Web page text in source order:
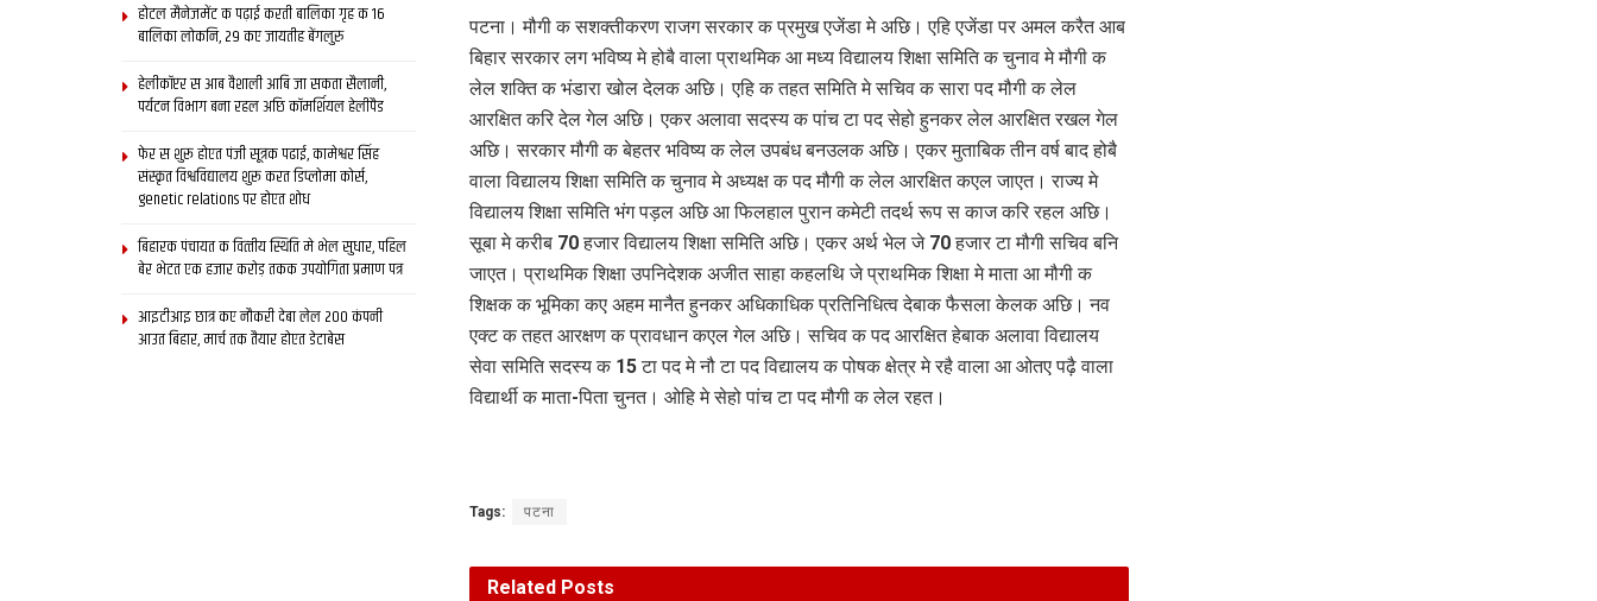
पटना। मौगी क सशक्तीकरण राजग सरकार क प्रमुख एजेंडा मे अछि। एहि एजेंडा पर अमल करैत आब
बिहार सरकार लग भविष्य मे होबै वाला प्राथमिक आ मध्य विद्यालय शिक्षा समिति क चुनाव मे मौगी क
लेल शक्ति क भंडारा खोल देलक अछि। एहि क तहत समिति मे सचिव क सारा पद मौगी क लेल
आरक्षित करि देल गेल अछि। एकर अलावा सदस्य क पांच टा पद सेहो हुनकर लेल आरक्षित रखल गेल
अछि। सरकार मौगी क बेहतर भविष्य क लेल उपबंध बनउलक अछि। एकर मुताबिक तीन वर्ष बाद होबै
वाला विद्यालय शिक्षा समिति क चुनाव मे अध्यक्ष क पद मौगी क लेल आरक्षित कएल जाएत। राज्य मे
विद्यालय शिक्षा समिति भंग पड़ल अछि आ फिलहाल पुरान कमेटी तदर्थ रूप स काज करि रहल अछि।
सूबा मे करीब 70 हजार विद्यालय शिक्षा समिति अछि। एकर अर्थ भेल जे 70 हजार टा मौगी सचिव बनि
जाएत। प्राथमिक शिक्षा उपनिदेशक अजीत साहा कहलथि जे प्राथमिक शिक्षा मे माता आ मौगी क
शिक्षक क भूमिका कए अहम मानैत हुनकर अधिकाधिक प्रतिनिधित्व देबाक फैसला केलक अछि। नव
एक्ट क तहत आरक्षण क प्रावधान कएल गेल अछि। सचिव क पद आरक्षित हेबाक अलावा विद्यालय
सेवा समिति सदस्य क 15 टा पद मे नौ टा पद विद्यालय क पोषक क्षेत्र मे रहै वाला आ ओतए पढ़ै वाला
विद्यार्थी क माता-पिता चुनत। ओहि मे सेहो पांच टा पद मौगी क लेल रहत।
Tags: पटना
Related Posts
होटल मैनेजमेंट क पढ़ाई करती बालिका गृह क 16
बालिका लोकनि, 29 कए जायतीह बेंगलुरु
हेलीकॉप्टर स आब वैशाली आबि जा सकता सैलानी,
पर्यटन विभाग बना रहल अछि कॉमर्शियल हेलीपैड
फेर स शुरू होएत पंजी सूत्रक पढाई, कामेश्वर सिंह
संस्कृत विश्वविद्यालय शुरू करत डिप्लोमा कोर्स,
genetic relations पर होएत शोध
बिहारक पंचायत क वित्‍तीय स्थिति मे भेल सुधार, पहिल
बेर भेटत एक हजार करोड़ तकक उपयोगिता प्रमाण पत्र
आइटीआइ छात्र कए नौकरी देबा लेल 200 कंपनी
आउत बिहार, मार्च तक तैयार होएत डेटाबेस